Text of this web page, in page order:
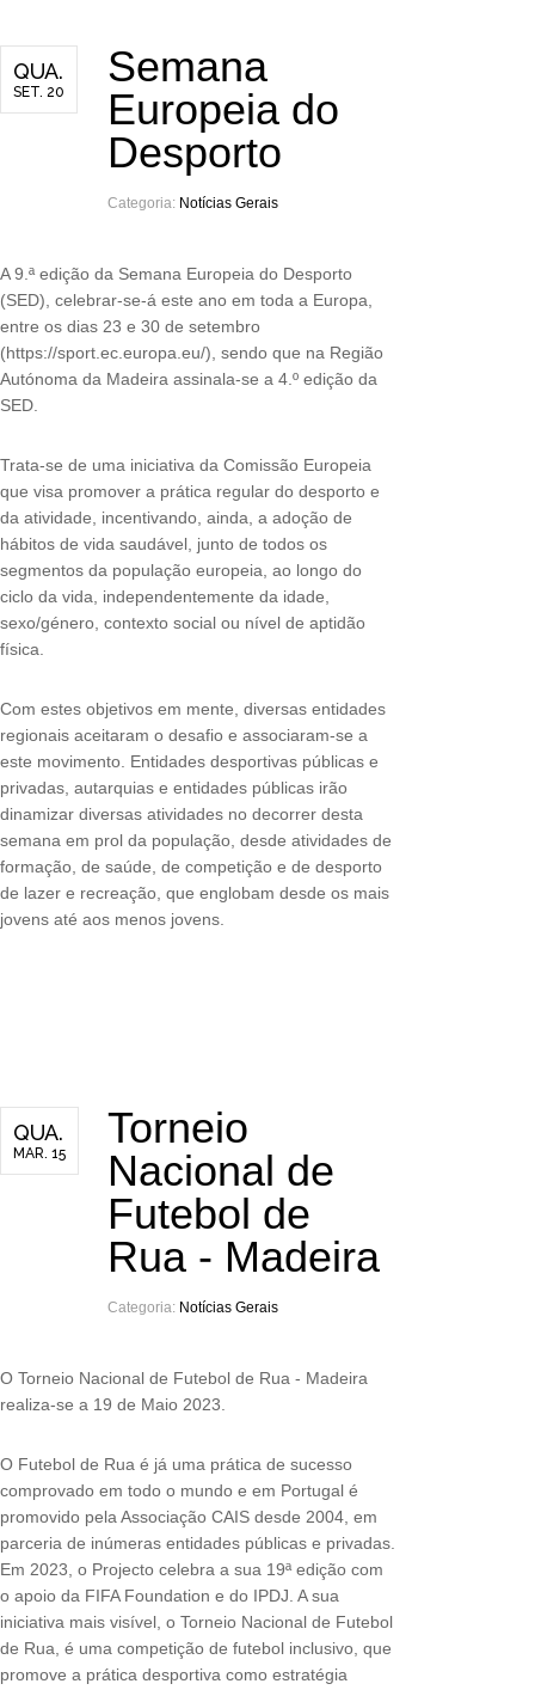
QUA.
SET. 20
Semana
Europeia do
Desporto
Categoria: Notícias Gerais
A 9.ª edição da Semana Europeia do Desporto
(SED), celebrar-se-á este ano em toda a Europa,
entre os dias 23 e 30 de setembro
(https://sport.ec.europa.eu/), sendo que na Região
Autónoma da Madeira assinala-se a 4.º edição da
SED.
Trata-se de uma iniciativa da Comissão Europeia
que visa promover a prática regular do desporto e
da atividade, incentivando, ainda, a adoção de
hábitos de vida saudável, junto de todos os
segmentos da população europeia, ao longo do
ciclo da vida, independentemente da idade,
sexo/género, contexto social ou nível de aptidão
física.
Com estes objetivos em mente, diversas entidades
regionais aceitaram o desafio e associaram-se a
este movimento. Entidades desportivas públicas e
privadas, autarquias e entidades públicas irão
dinamizar diversas atividades no decorrer desta
semana em prol da população, desde atividades de
formação, de saúde, de competição e de desporto
de lazer e recreação, que englobam desde os mais
jovens até aos menos jovens.
QUA.
MAR. 15
Torneio
Nacional de
Futebol de
Rua - Madeira
Categoria: Notícias Gerais
O Torneio Nacional de Futebol de Rua - Madeira
realiza-se a 19 de Maio 2023.
O Futebol de Rua é já uma prática de sucesso
comprovado em todo o mundo e em Portugal é
promovido pela Associação CAIS desde 2004, em
parceria de inúmeras entidades públicas e privadas.
Em 2023, o Projecto celebra a sua 19ª edição com
o apoio da FIFA Foundation e do IPDJ. A sua
iniciativa mais visível, o Torneio Nacional de Futebol
de Rua, é uma competição de futebol inclusivo, que
promove a prática desportiva como estratégia